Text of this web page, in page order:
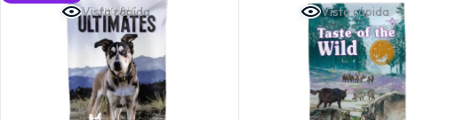
Vista rápida
Vista rápida